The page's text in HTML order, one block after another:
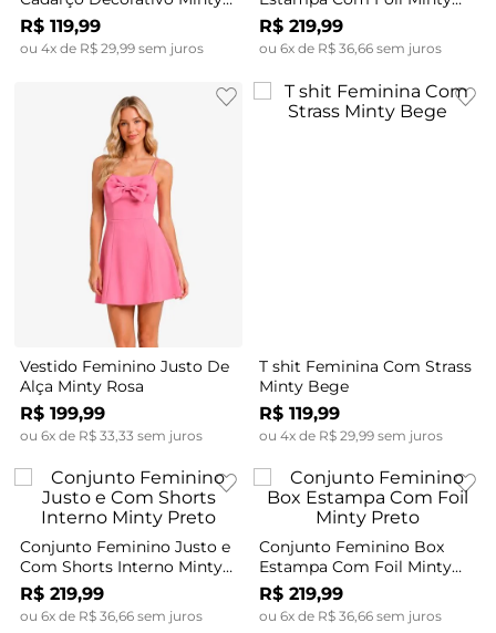
Vermelho
R$ 119,99
ou 4x de R$ 29,99sem juros
Bege
R$ 219,99
ou 6x de R$ 36,66sem juros
Vestido Feminino Justo De
Alça Minty Rosa
R$ 199,99
ou 6x de R$ 33 33 sem juros
T shit Feminina Com Strass
Minty Bege
R$ 119,99
ou 4x de R$ 29, 99sem juros
Conjunto Feminino Justo e
Com Shorts Interno Minty
Preto
R$ 219,99
ou 6x de R$ 36,66sem juros
Conjunto Feminino Box
Estampa Com Foil Minty
Preto
R$ 219,99
ou 6x de R$ 36,66sem juros